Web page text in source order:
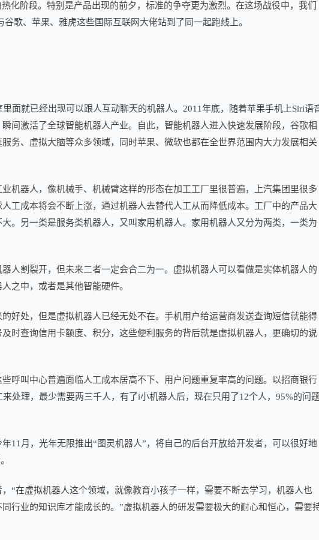
化阶段。特别是产品出现的前夕，标准的争夺更为激烈。在这场战役中，我们
歌、苹果、雅虎这些国际互联网大佬站到了同一起跑线上。
面就已经出现可以跟人互动聊天的机器人。2011年底，随着苹果手机上Siri语
间激活了全球智能机器人产业。自此，智能机器人进入快速发展阶段，谷歌相
务、虚拟大脑等众多领域，同时苹果、微软也都在全世界范围内大力发展相关
机器人，像机械手、机械臂这样的形态在加工工厂里很普遍，上汽集团里很多
工成本将会不断上涨，通过机器人去替代人工从而降低成本。工厂中的产品大
。另一类是服务类机器人，又叫家用机器人。家用机器人又分为两类，一类为
人割裂开，但未来二者一定会合二为一。虚拟机器人可以看做是实体机器人的
之中，或者是其他智能硬件。
好处，但是虚拟机器人已经无处不在。手机用户给运营商发送查询短信就能得
时查询信用卡额度、积分，这些便利服务的背后就是虚拟机器人，更确切的说
呼叫中心普遍面临人工成本居高不下、用户问题重复率高的问题。以招商银行
处理，最少需要两三千人，有了i小机器人后，现在只用了12个人，95%的问题
11月，光年无限推出“图灵机器人”，将自己的后台开放给开发者，可以很好地
“在虚拟机器人这个领域，就像教育小孩子一样，需要不断去学习，机器人也
行业的知识库才能成长的。”虚拟机器人的研发需要极大的耐心和恒心，需要